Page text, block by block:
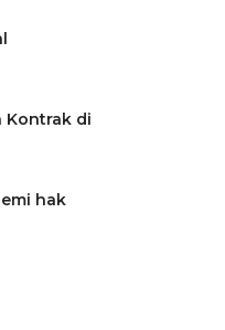
Kontrak di
hak